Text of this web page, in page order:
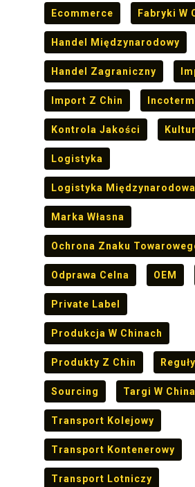
Ecommerce Fabryki W
Handel Międzynarodowy
Handel Zagraniczny
Import Z Chin
Kontrola Jakości
Logistyka
Logistyka Międzynarodowa
Marka Własna
Ochrona Znaku
Odprawa Celna OEM
Private Label
Produkcja W Chinach
Produkty Z Chin
Sourcing Targi W
Transport Kolejowy
Transport Kontenerowy
Transport Lotniczy